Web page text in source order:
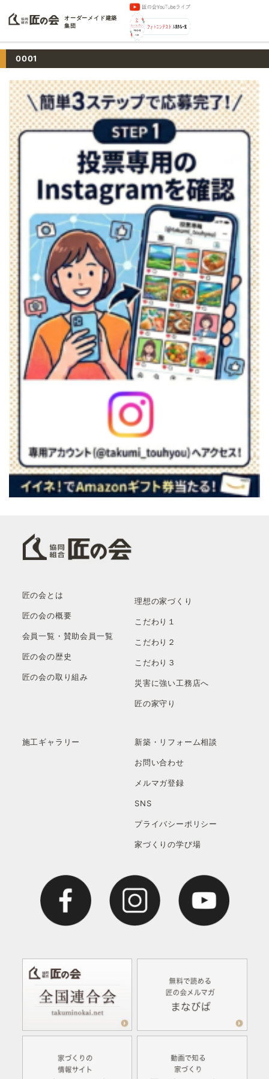
オーダーメイド建築
集団
0001
匠の会とは
匠の会の概要
会員一覧・賛助会員一覧
匠の会の歴史
匠の会の取り組み
理想の家づくり
こだわり１
こだわり２
こだわり３
災害に強い工務店へ
匠の家守り
施工ギャラリー 新築・リフォーム相談
お問い合わせ
メルマガ登録
SNS
プライバシーポリシー
家づくりの学び場